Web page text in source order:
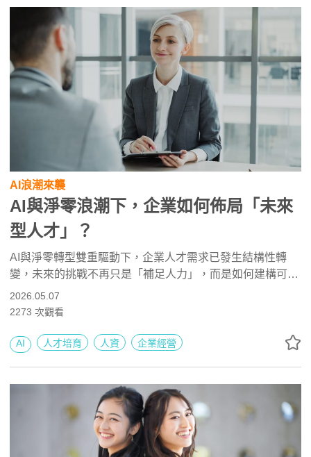
AI浪潮來襲
AI與淨零浪潮下，企業如何佈局「未來
型人才」？
AI與淨零轉型雙重驅動下，企業人才需求已發生結構性轉
變，未來的挑戰不再只是「補足人力」，而是如何建構可持
續的創新能力。本文解析科技業與民生服務業的員工價值主
張差異，揭示企業尋求「未來型人才」必備的十項關鍵職
新能力上策略方向及參考。
2026.05.07
2273 次觀看
AI 人才培育 人資 企業經營